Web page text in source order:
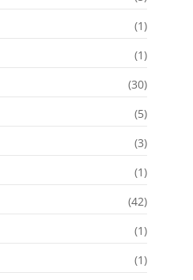
(1)
(1)
(30)
(5)
(3)
(1)
(42)
(1)
(1)